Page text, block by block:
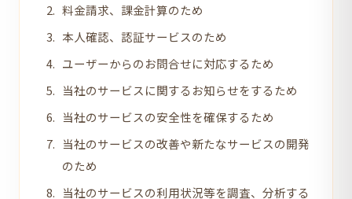
料金請求、課金計算のため
本人確認、認証サービスのため
ユーザーからのお問合せに対応するため
当社のサービスに関するお知らせをするため
当社のサービスの安全性を確保するため
当社のサービスの改善や新たなサービスの開発
のため
当社のサービスの利用状況等を調査、分析する